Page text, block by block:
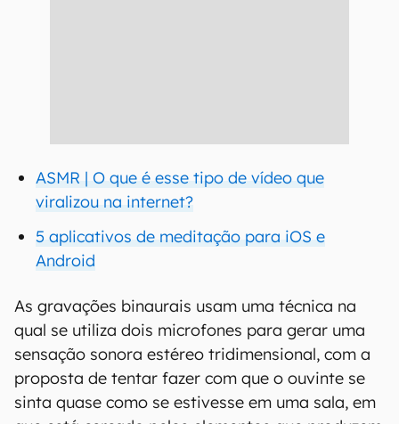
ASMR | O que é esse tipo de vídeo que
viralizou na internet?
5 aplicativos de meditação para iOS e
Android
As gravações binaurais usam uma técnica na
qual se utiliza dois microfones para gerar uma
sensação sonora estéreo tridimensional, com a
proposta de tentar fazer com que o ouvinte se
sinta quase como se estivesse em uma sala, em